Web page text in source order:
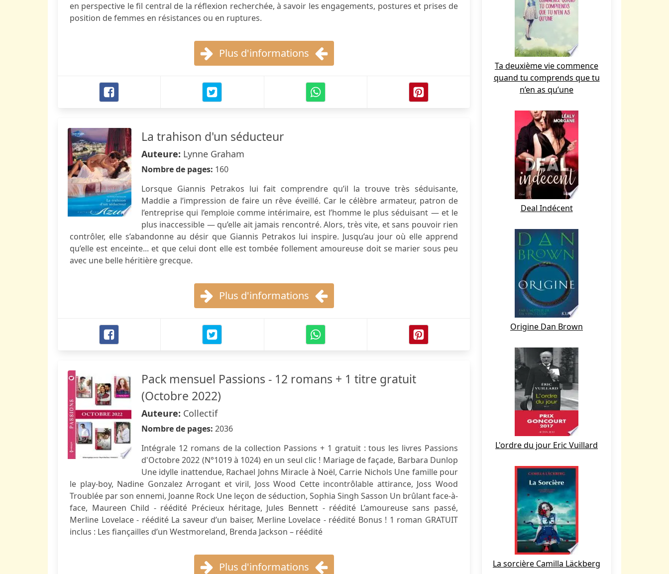
en perspective le fil central de la réflexion recherchée, à savoir les engagements, postures et prises de
position de femmes en résistances ou en ruptures.
Plus d'informations
La trahison d'un séducteur
Auteure: Lynne Graham
Nombre de pages: 160
Lorsque Giannis Petrakos lui fait comprendre qu’il la trouve très séduisante,
Maddie a l’impression de faire un rêve éveillé. Car le célèbre armateur, patron de
l’entreprise qui l’emploie comme intérimaire, est l’homme le plus séduisant — et le
plus inaccessible — qu’elle ait jamais rencontré. Alors, très vite, et sans pouvoir rien
contrôler, elle s’abandonne au désir que Giannis Petrakos lui inspire. Jusqu’au jour où elle apprend
qu’elle est enceinte... et que celui dont elle est tombée follement amoureuse doit se marier sous peu
avec une belle héritière grecque.
Plus d'informations
Pack mensuel Passions - 12 romans + 1 titre gratuit
(Octobre 2022)
Auteure: Collectif
Nombre de pages: 2036
Intégrale 12 romans de la collection Passions + 1 gratuit : tous les livres Passions
d'Octobre 2022 (N°1019 à 1024) en un seul clic ! Mariage de façade, Barbara Dunlop
Une idylle inattendue, Rachael Johns Miracle à Noël, Carrie Nichols Une famille pour
le play-boy, Nadine Gonzalez Arrogant et viril, Joss Wood Cette incontrôlable attirance, Joss Wood
Troublée par son ennemi, Joanne Rock Une leçon de séduction, Sophia Singh Sasson Un brûlant face-à-
face, Maureen Child - réédité Précieux héritage, Jules Bennett - réédité L’amoureuse sans passé,
Merline Lovelace - réédité La saveur d’un baiser, Merline Lovelace - réédité Bonus ! 1 roman GRATUIT
inclus : Les fiançailles d’un Westmoreland, Brenda Jackson – réédité
Plus d'informations
Ta deuxième vie commence
quand tu comprends que tu
n’en as qu’une
Deal Indécent
Origine Dan Brown
L'ordre du jour Eric Vuillard
La sorcière Camilla Läckberg